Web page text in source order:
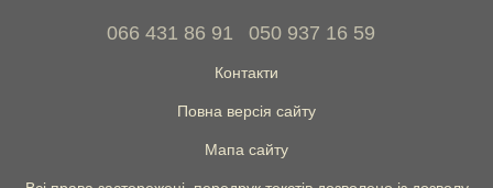
066 431 86 91 050 937 16 59
Контакти
Повна версія сайту
Мапа сайту